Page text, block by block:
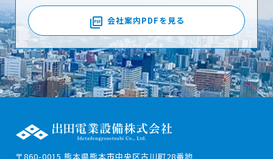
会社案内PDFを見る
〒860-0015 熊本県熊本市中央区古川町28番地